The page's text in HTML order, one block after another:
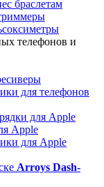
браслетам
телефонов и
для телефонов
для Apple
Apple
для Apple
Arroys Dash-